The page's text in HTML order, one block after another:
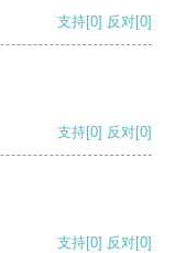
支持[0] 反对[0]
支持[0] 反对[0]
支持[0] 反对[0]